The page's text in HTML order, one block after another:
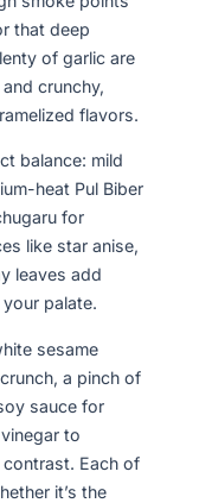
that deep
of garlic are
crunchy,
flavors.
balance: mild
heat Pul Biber
for
like star anise,
leaves add
palate.
sesame
a pinch of
sauce for
to
Each of
it’s the